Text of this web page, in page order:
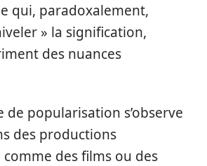
qui, paradoxalement,
» la signification,
des nuances
de popularisation s’observe
des productions
des films ou des